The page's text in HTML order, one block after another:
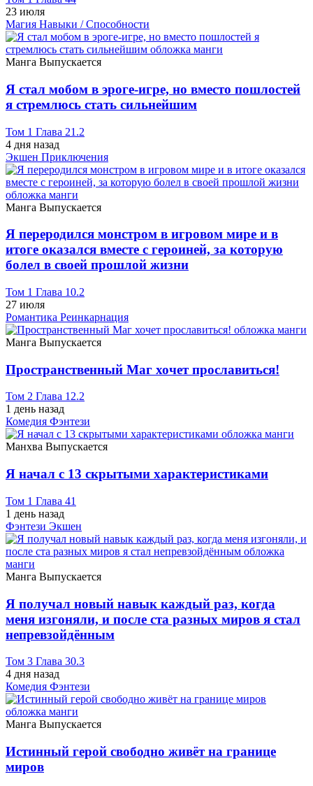
23 июля
Магия Навыки / Способности
Манга Выпускается
Я стал мобом в эроге-игре, но вместо пошлостей
я стремлюсь стать сильнейшим
Том 1 Глава 21.2
4 дня назад
Экшен Приключения
Манга Выпускается
Я переродился монстром в игровом мире и в
итоге оказался вместе с героиней, за которую
болел в своей прошлой жизни
Том 1 Глава 10.2
27 июля
Романтика Реинкарнация
Манга Выпускается
Пространственный Маг хочет прославиться!
Том 2 Глава 12.2
1 день назад
Комедия Фэнтези
Манхва Выпускается
Я начал с 13 скрытыми характеристиками
Том 1 Глава 41
1 день назад
Фэнтези Экшен
Манга Выпускается
Я получал новый навык каждый раз, когда
меня изгоняли, и после ста разных миров я стал
непревзойдённым
Том 3 Глава 30.3
4 дня назад
Комедия Фэнтези
Манга Выпускается
Истинный герой свободно живёт на границе
миров